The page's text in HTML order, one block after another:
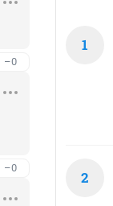
–0
–0
1
2